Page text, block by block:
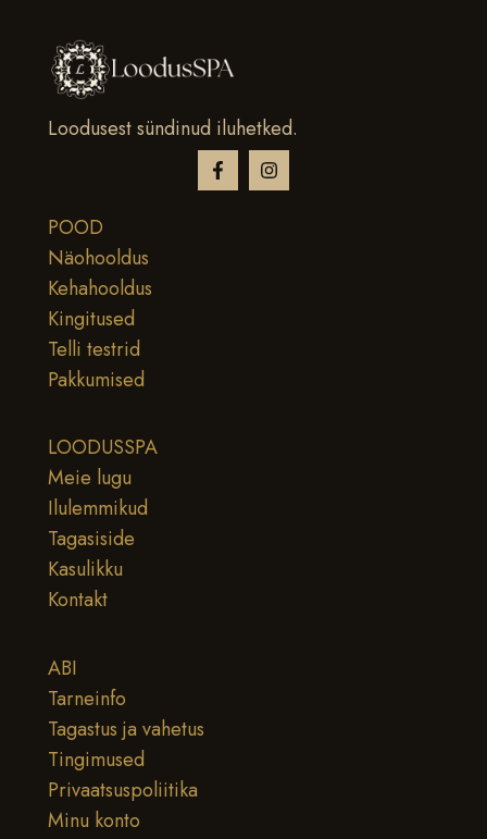
Loodusest sündinud iluhetked.
POOD
Näohooldus
Kehahooldus
Kingitused
Telli testrid
Pakkumised
LOODUSSPA
Meie lugu
Ilulemmikud
Tagasiside
Kasulikku
Kontakt
ABI
Tarneinfo
Tagastus ja vahetus
Tingimused
Privaatsuspoliitika
Minu konto